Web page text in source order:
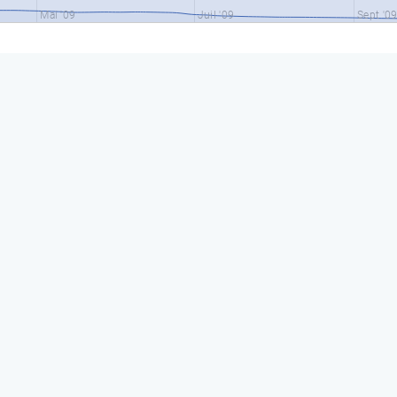
Mai '09 Juil '09 Sept '09